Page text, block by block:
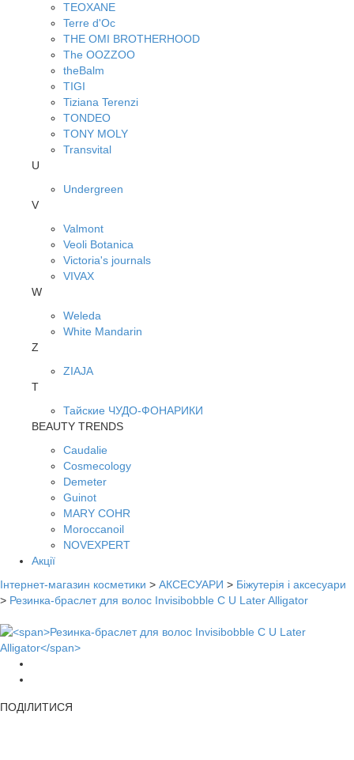
TEOXANE
Terre d'Oc
THE OMI BROTHERHOOD
The OOZZOO
theBalm
TIGI
Tiziana Terenzi
TONDEO
TONY MOLY
Transvital
U
Undergreen
V
Valmont
Veoli Botanica
Victoria's journals
VIVAX
W
Weleda
White Mandarin
Z
ZIAJA
Т
Тайские ЧУДО-ФОНАРИКИ
BEAUTY TRENDS
Caudalie
Cosmecology
Demeter
Guinot
MARY COHR
Moroccanoil
NOVEXPERT
Акції
Інтернет-магазин косметики > АКСЕСУАРИ > Біжутерія і аксесуари
> Резинка-браслет для волос Invisibobble C U Later Alligator
ПОДІЛИТИСЯ